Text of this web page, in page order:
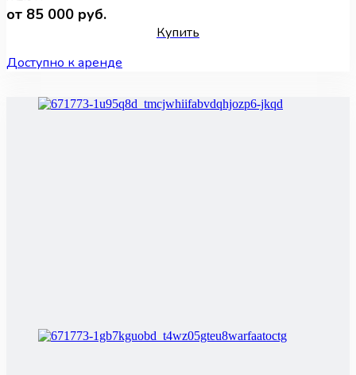
от 85 000 руб.
Купить
Доступно к аренде